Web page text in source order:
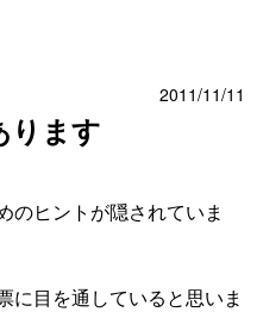
2011/11/11
ります
のヒントが隠されていま
に目を通していると思いま